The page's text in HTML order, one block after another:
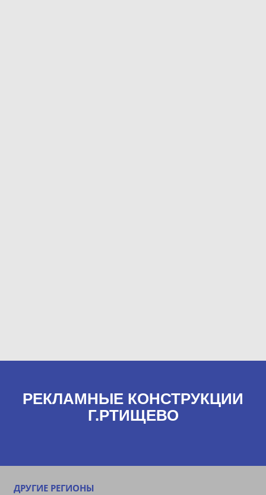
РЕКЛАМНЫЕ КОНСТРУКЦИИ
Г.РТИЩЕВО
ДРУГИЕ РЕГИОНЫ